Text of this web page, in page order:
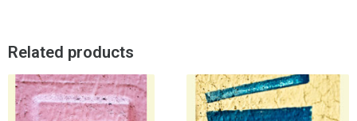
Related products